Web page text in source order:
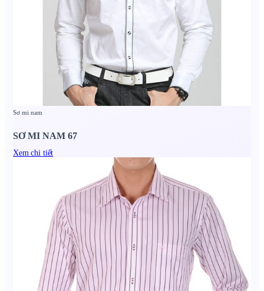
Sơ mi nam
SƠ MI NAM 67
Xem chi tiết